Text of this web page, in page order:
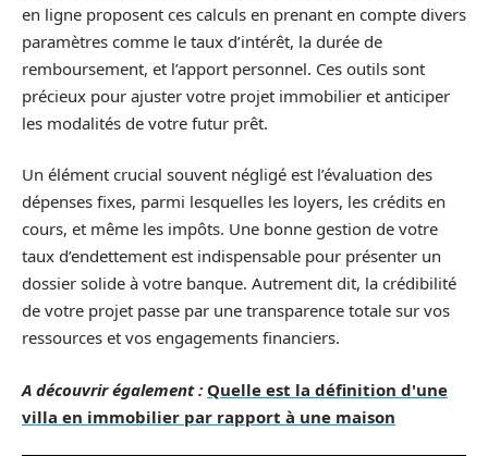
en ligne proposent ces calculs en prenant en compte divers
paramètres comme le taux d’intérêt, la durée de
remboursement, et l’apport personnel. Ces outils sont
précieux pour ajuster votre projet immobilier et anticiper
les modalités de votre futur prêt.
Un élément crucial souvent négligé est l’évaluation des
dépenses fixes, parmi lesquelles les loyers, les crédits en
cours, et même les impôts. Une bonne gestion de votre
taux d’endettement est indispensable pour présenter un
dossier solide à votre banque. Autrement dit, la crédibilité
de votre projet passe par une transparence totale sur vos
ressources et vos engagements financiers.
A découvrir également : Quelle est la définition d'une
villa en immobilier par rapport à une maison